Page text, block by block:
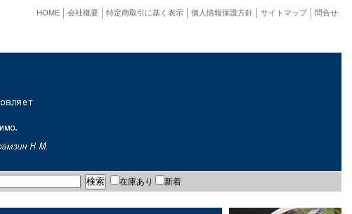
問合せ
サイトマップ
個人情報保護方針
特定商取引に基く表示
会社概要
HOME
在庫あり 新着